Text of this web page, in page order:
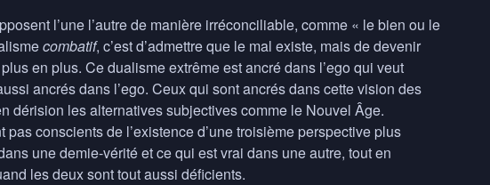
l’une l’autre de manière irréconciliable, comme « le bien ou le
combatif, c’est d’admettre que le mal existe, mais de devenir
en plus. Ce dualisme extrême est ancré dans l’ego qui veut
ancrés dans l’ego. Ceux qui sont ancrés dans cette vision des
dérision les alternatives subjectives comme le Nouvel Âge.
conscients de l’existence d’une troisième perspective plus
une demie-vérité et ce qui est vrai dans une autre, tout en
les deux sont tout aussi déficients.